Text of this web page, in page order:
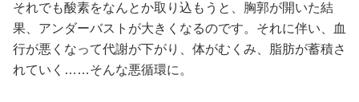
それでも酸素をなんとか取り込もうと、胸郭が開いた結
果、アンダーバストが大きくなるのです。それに伴い、血
行が悪くなって代謝が下がり、体がむくみ、脂肪が蓄積さ
れていく……そんな悪循環に。